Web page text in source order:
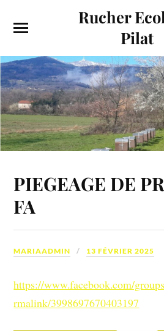
Rucher
Pilat
PIEGEAGE DE
FA
MARIAADMIN 13 FÉVRIER 2025
https://www.facebook.com/
rmalink/3998697670403197